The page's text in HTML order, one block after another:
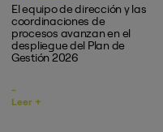
El equipo de dirección y las
coordinaciones de
procesos avanzan en el
despliegue del Plan de
Gestión 2026
Leer +